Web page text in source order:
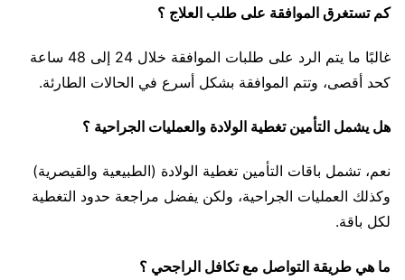
كم تستغرق الموافقة على طلب العلاج ؟
غالبًا ما يتم الرد على طلبات الموافقة خلال 24 إلى 48 ساعة
كحد أقصى، وتتم الموافقة بشكل أسرع في الحالات الطارئة.
هل يشمل التأمين تغطية الولادة والعمليات الجراحية ؟
نعم، تشمل باقات التأمين تغطية الولادة (الطبيعية والقيصرية)
وكذلك العمليات الجراحية، ولكن يفضل مراجعة حدود التغطية
لكل باقة.
ما هي طريقة التواصل مع تكافل الراجحي ؟